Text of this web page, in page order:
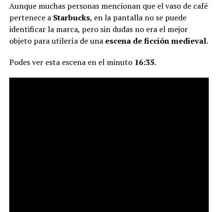
Aunque muchas personas mencionan que el vaso de café
pertenece a Starbucks, en la pantalla no se puede
identificar la marca, pero sin dudas no era el mejor
objeto para utilería de una escena de ficción medieval.
Podes ver esta escena en el minuto 16:35.